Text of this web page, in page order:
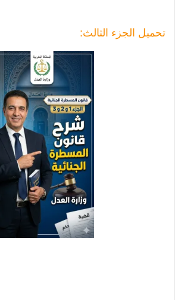
تحميل الجزء الثالث: